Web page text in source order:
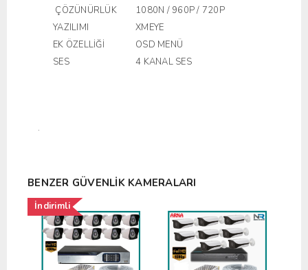
ÇÖZÜNÜRLÜK
1080N / 960P / 720P
YAZILIMI
XMEYE
EK ÖZELLİĞİ
OSD MENÜ
SES
4 KANAL SES
.
BENZER GÜVENLIK KAMERALARI
İndirimli